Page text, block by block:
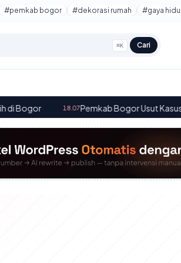
#pemkab bogor #dekorasi rumah #gaya
⌘K Cari
18.07Pemkab Bogor Usut Kasus